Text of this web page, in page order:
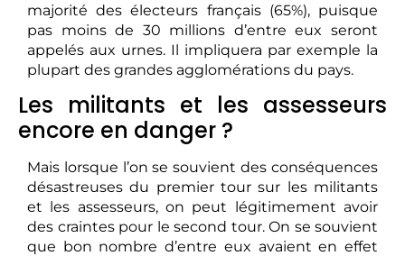
majorité des électeurs français (65%), puisque
pas moins de 30 millions d’entre eux seront
appelés aux urnes. Il impliquera par exemple la
plupart des grandes agglomérations du pays.
Les militants et les assesseurs
encore en danger ?
Mais lorsque l’on se souvient des conséquences
désastreuses du premier tour sur les militants
et les assesseurs, on peut légitimement avoir
des craintes pour le second tour. On se souvient
que bon nombre d’entre eux avaient en effet